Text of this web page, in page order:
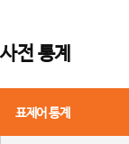
사전 통계
표제어 통계